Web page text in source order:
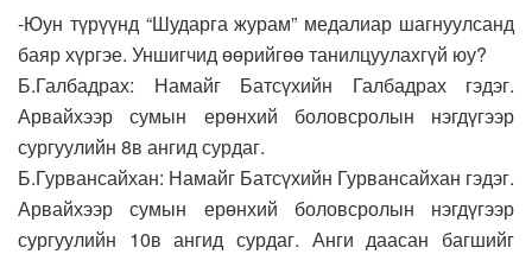
-Юун түрүүнд “Шударга журам” медалиар шагнуулсанд
баяр хүргэе. Уншигчид өөрийгөө танилцуулахгүй юу?
Б.Галбадрах: Намайг Батсүхийн Галбадрах гэдэг.
Арвайхээр сумын ерөнхий боловсролын нэгдүгээр
сургуулийн 8в ангид сурдаг.
Б.Гурвансайхан: Намайг Батсүхийн Гурвансайхан гэдэг.
Арвайхээр сумын ерөнхий боловсролын нэгдүгээр
сургуулийн 10в ангид сурдаг. Анги даасан багшийг